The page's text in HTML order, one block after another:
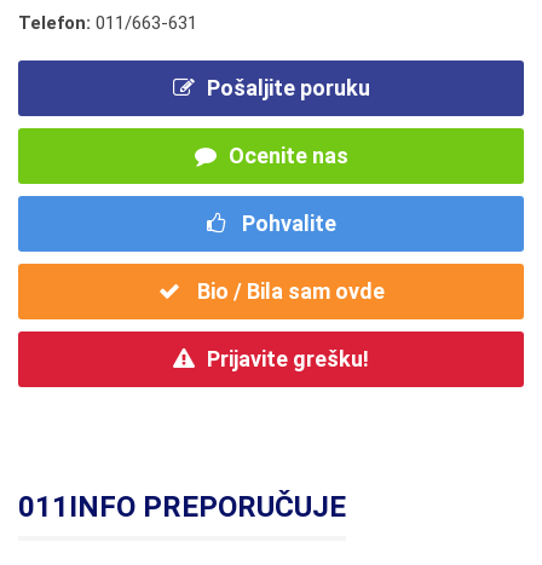
Telefon: 011/663-631
Pošaljite poruku
Ocenite nas
Pohvalite
Bio / Bila sam ovde
Prijavite grešku!
011INFO PREPORUČUJE